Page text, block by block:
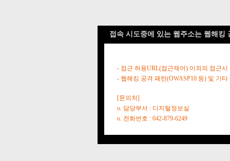
접속 시도중에 있는 웹주소는 웹해킹
- 접근 허용URL(접근제어) 이외의 접근시
- 웹해킹 공격 패턴(OWASP10 등) 및 기
[문의처]
o. 담당부서 : 디지털정보실
o. 전화번호 : 042-879-6249